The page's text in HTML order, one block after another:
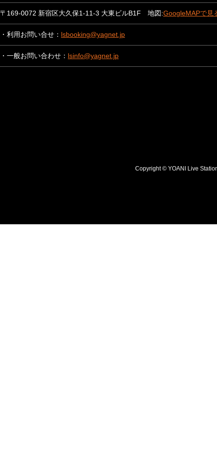
〒169-0072 新宿区大久保1-11-3 大東ビルB1F 地図:GoogleMAPで見
・利用お問い合せ： lsbooking@yagnet.jp
・一般お問い合わせ： lsinfo@yagnet.jp
Copyright © YOANI Live